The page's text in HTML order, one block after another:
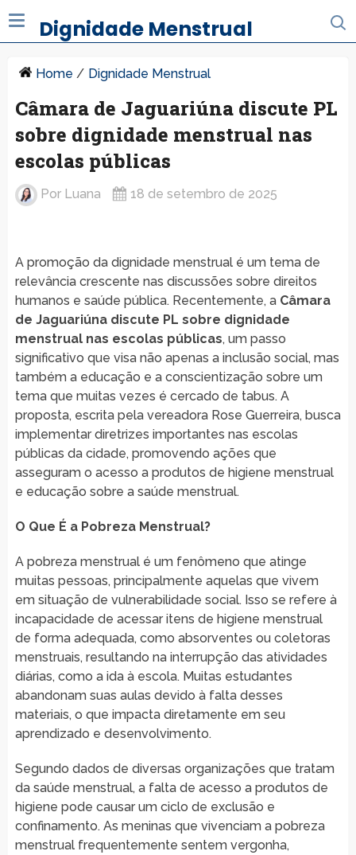
Dignidade Menstrual
Home / Dignidade Menstrual
Câmara de Jaguariúna discute PL
sobre dignidade menstrual nas
escolas públicas
Por Luana 18 de setembro de 2025
A promoção da dignidade menstrual é um tema de
relevância crescente nas discussões sobre direitos
humanos e saúde pública. Recentemente, a Câmara
de Jaguariúna discute PL sobre dignidade
menstrual nas escolas públicas, um passo
significativo que visa não apenas a inclusão social, mas
também a educação e a conscientização sobre um
tema que muitas vezes é cercado de tabus. A
proposta, escrita pela vereadora Rose Guerreira, busca
implementar diretrizes importantes nas escolas
públicas da cidade, promovendo ações que
asseguram o acesso a produtos de higiene menstrual
e educação sobre a saúde menstrual.
O Que É a Pobreza Menstrual?
A pobreza menstrual é um fenômeno que atinge
muitas pessoas, principalmente aquelas que vivem
em situação de vulnerabilidade social. Isso se refere à
incapacidade de acessar itens de higiene menstrual
de forma adequada, como absorventes ou coletoras
menstruais, resultando na interrupção das atividades
diárias, como a ida à escola. Muitas estudantes
abandonam suas aulas devido à falta desses
materiais, o que impacta diretamente em seu
aprendizado e desenvolvimento.
Segundo dados de diversas organizações que tratam
da saúde menstrual, a falta de acesso a produtos de
higiene pode causar um ciclo de exclusão e
confinamento. As meninas que vivenciam a pobreza
menstrual frequentemente sentem vergonha,